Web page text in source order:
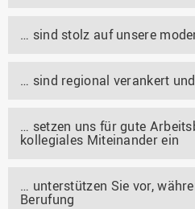
… sind stolz auf unsere
… sind regional verankert
… setzen uns für gute
kollegiales Miteinander ein
… unterstützen Sie vor,
Berufung